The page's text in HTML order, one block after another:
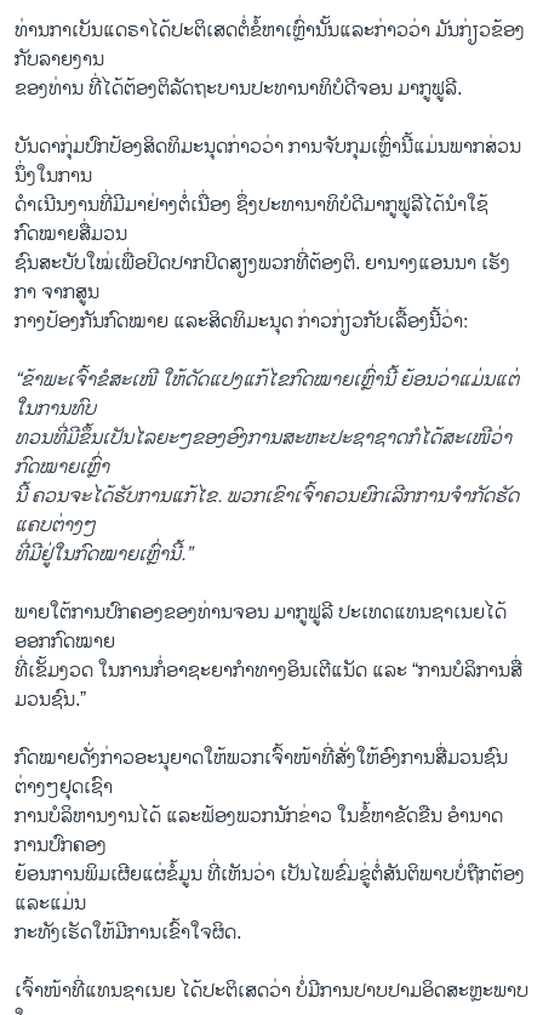
ທ່ານ​ກາ​ເບັນ​ແດ​ຣາ​ໄດ້​ປະ​ຕິ​ເສດ​ຕໍ່​ຂໍ້​ຫາ​ເຫຼົ່າ​ນັ້ນແລະ​ກ່າວ​ວ່າ ມັນ​ກ່ຽວ​ຂ້ອງ​
ກັບ​ລາຍ​ງານ
​ຂອງ​ທ່ານ ​ທີ່​ໄດ້​ຕ້ອງ​ຕິ​ລັດ​ຖະ​ບານ​ປະ​ທາ​ນາ​ທິ​ບໍ​ດີ​ຈອນ ມາ​ກູ​ຟູ​ລີ.
ບັນ​ດາ​ກຸ່ມ​ປົກ​ປ້ອງ​ສິດ​ທິ​ມະ​ນຸດ​ກ່າວ​ວ່າ ການ​ຈັບ​ກຸມ​ເຫຼົ່າ​ນີ້​ແມ່ນ​ພາກ​ສ່ວນ​
ນຶ່ງ​ໃນການ
ດຳ​ເນີນ​ງານ​ທີ່​ມີ​ມາ​ຢ່າງ​ຕໍ່​ເນື່ອງ ຊຶ່ງ​ປະ​ທາ​ນາ​ທິ​ບໍ​ດີມາ​ກູ​ຟູ​ລີໄດ້​ນຳ​ໃຊ້​
ກົດໝາຍ​ສື່ມວນ
ຊົນ​ສະ​ບັບ​ໃໝ່ເພື່ອ​ປິດ​ປາກ​ປິດ​ສຽງ​ພວກ​ທີ່​ຕ້ອງ​ຕິ. ຍາ​ນາງ​ແອນ​ນາ ເຮັງ​
ກາ ຈາກ​ສູນ​
ກາງ​ປ້ອງ​ກັນກົດ​ໝາຍ ​ແລະ​ສິດ​ທິ​ມະ​ນຸດ ກ່າວ​ກ່ຽວ​ກັບ​ເລື້ອງນີ້​ວ່າ:
“ຂ້າ​ພະ​ເຈົ້າ​ຂໍ​ສະ​ເໜີ​ ໃຫ້​ດັດ​ແປງ​ແກ້​ໄຂ​ກົດ​ໝາຍ​ເຫຼົ່າ​ນີ້ ຍ້ອນ​ວ່າແມ່ນ​ແຕ່​
ໃນ​ການທົບ
​ທວນ​ທີ່​ມີ​ຂຶ້ນ​ເປັນ​ໄລ​ຍະໆ​ຂອງ​ອົງ​ການ​ສະ​ຫະ​ປະ​ຊາ​ຊາດກໍ​ໄດ້​ສະ​ເໜີ​ວ່າ​
ກົດໝາຍ​ເຫຼົ່າ
​ນີ້ ຄວນ​ຈະ​ໄດ້​ຮັບ​ການ​ແກ້​ໄຂ. ພວກ​ເຂົາ​ເຈົ້າ​ຄວນ​ຍົກ​ເລີກ​ການ​ຈຳ​ກັດຮັດ​
ແຄບ​ຕ່າງໆ
ທີ່​ມີ​ຢູ່​ໃນ​ກົດ​ໝາຍ​ເຫຼົ່າ​ນີ້.”
ພາຍ​ໃຕ້​ການ​ປົກ​ຄອງ​ຂອງ​ທ່ານຈອນ ມາ​ກູ​ຟູ​ລີ ປະ​ເທດ​ແທນ​ຊາ​ເນຍ​ໄດ້​
ອອກ​ກົດ​ໝາຍ
​ທີ່​ເຂັ້ມ​ງວດ ໃນ​ການ​ກໍ່​ອາ​ຊະ​ຍາ​ກຳ​ທາງ​ອິນ​ເຕີ​ແນັດ ແລະ “ການ​ບໍ​ລິການ​ສື່
ມວນ​ຊົນ.”
ກົດ​ໝາຍ​ດັ່ງ​ກ່າວ​ອະ​ນຸ​ຍາດ​ໃຫ້​ພວກ​ເຈົ້າ​ໜ້າ​ທີ່​ສັ່ງ​ໃຫ້​ອົງ​ການ​ສື່ມວນ​ຊົນ​
ຕ່າງໆ​ຢຸດ​ເຊົາ​
ການ​ບໍ​ລິ​ຫານ​ງານ​ໄດ້ ແລະ​ຟ້ອງ​ພວກ​ນັກ​ຂ່າວ ​ໃນ​ຂໍ້​ຫາ​ຂັດ​ຂືນ ​ອຳ​ນາດ
ການ​ປົກ​ຄອງ
​ຍ້ອນ​ການ​ພິມ​ເຜີຍ​ແຜ່​ຂໍ້​ມູນ ທີ່​ເຫັນ​ວ່າ ​ເປັນ​ໄພ​ຂົ່ມ​ຂູ່​ຕໍ່​ສັນ​ຕິ​ພາບບໍ່​ຖືກ​ຕ້ອງ
ແລະ​ແມ່ນ​
ກະ​ທັງ​ເຮັດ​ໃຫ້​ມີກ​ານ​ເຂົ້າ​ໃຈ​ຜິດ.
ເຈົ້າ​ໜ້າ​ທີ່​ແທນ​ຊາ​ເນຍ ​ໄດ້​ປະ​ຕິ​ເສດ​ວ່າ ບໍ່​ມີ​ການ​ປາບ​ປາມ​ອິດ​ສະ​ຫຼະ​ພາບ​